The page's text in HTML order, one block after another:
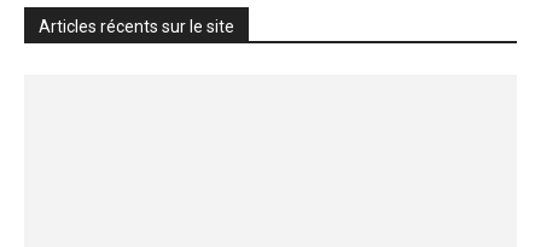
Articles récents sur le site